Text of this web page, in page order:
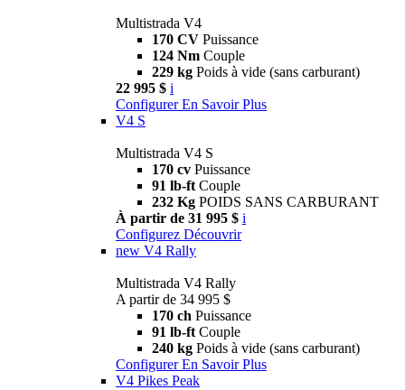
Multistrada V4
170 CV Puissance
124 Nm Couple
229 kg Poids à vide (sans carburant)
22 995 $ i
Configurer En Savoir Plus
V4 S
Multistrada V4 S
170 cv Puissance
91 lb-ft Couple
232 Kg POIDS SANS CARBURANT
À partir de 31 995 $ i
Configurez Découvrir
new V4 Rally
Multistrada V4 Rally
A partir de 34 995 $
170 ch Puissance
91 lb-ft Couple
240 kg Poids à vide (sans carburant)
Configurer En Savoir Plus
V4 Pikes Peak